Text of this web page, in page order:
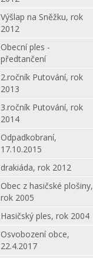
Výšlap na Sněžku, rok
2012
Obecní ples -
předtančení
2.ročník Putování, rok
2013
3.ročník Putování, rok
2014
Odpadkobraní,
17.10.2015
drakiáda, rok 2012
Obec z hasičské plošiny,
rok 2005
Hasičský ples, rok 2004
Osvobození obce,
22.4.2017